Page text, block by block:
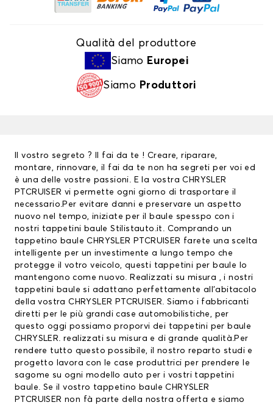
Qualità del produttore
Siamo Europei
Siamo Produttori
Il vostro segreto ? Il fai da te ! Creare, riparare,
montare, rinnovare, il fai da te non ha segreti per voi ed
è una delle vostre passioni. E la vostra CHRYSLER
PTCRUISER vi permette ogni giorno di trasportare il
necessario.Per evitare danni e preservare un aspetto
nuovo nel tempo, iniziate per il baule spesspo con i
nostri tappetini baule Stilistauto.it. Comprando un
tappetino baule CHRYSLER PTCRUISER farete una scelta
intelligente per un investimente a lungo tempo che
protegge il votro veicolo, questi tappetini per baule
lo
mantengono come nuovo. Realizzati su misura , i nostri
tappetini baule si adattano perfettamente all’abitacolo
della vostra CHRYSLER PTCRUISER. Siamo i fabbricanti
diretti per le più grandi case automobilistiche, per
questo oggi possiamo proporvi dei tappetini per baule
CHRYSLER. realizzati su misura e di grande qualità.Per
rendere tutto questo possibile, il nostro reparto studi e
progetto lavora con le case produttrici per prendere le
sagome su ogni modello auto per i vostri tappetini
baule. Se il vostro tappetino baule CHRYSLER
PTCRUISER non fà parte della nostra offerta e siamo